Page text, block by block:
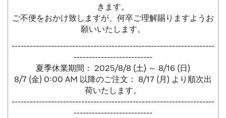
きます。
ご不便をおかけ致しますが、何卒ご理解賜りますようお
願いいたします。
-------------------------------------------------------------------
--------------------------
夏季休業期間： 2025/8/8 (土) ～ 8/16 (日)
8/7 (金) 0:00 AM 以降のご注文： 8/17 (月) より順次出
荷いたします。
-------------------------------------------------------------------
--------------------------